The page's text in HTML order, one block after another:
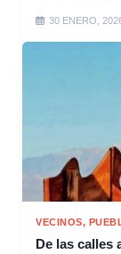
30 ENERO,
VECINOS,
De las calles